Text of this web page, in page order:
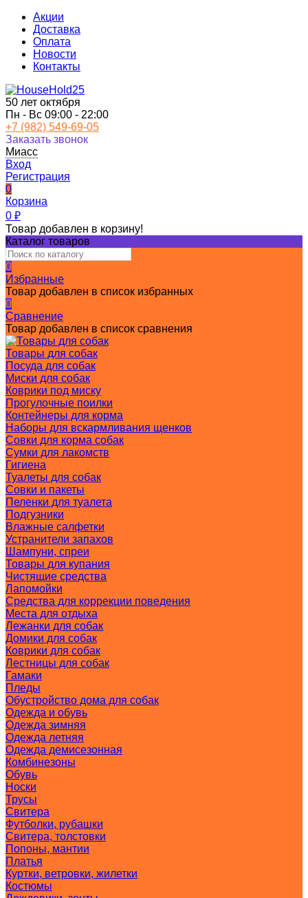
Акции
Доставка
Оплата
Новости
Контакты
50 лет октября
Пн - Вс 09:00 - 22:00
+7 (982) 549-69-05
Заказать звонок
Миасс
Вход
Регистрация
0
Корзина
0 ₽
Товар добавлен в корзину!
Каталог товаров
0
Избранные
Товар добавлен в список избранных
0
Сравнение
Товар добавлен в список сравнения
Товары для собак
Посуда для собак
Миски для собак
Коврики под миску
Прогулочные поилки
Контейнеры для корма
Наборы для вскармливания щенков
Совки для корма собак
Сумки для лакомств
Гигиена
Туалеты для собак
Совки и пакеты
Пеленки для туалета
Подгузники
Влажные салфетки
Устранители запахов
Шампуни, спреи
Товары для купания
Чистящие средства
Лапомойки
Средства для коррекции поведения
Места для отдыха
Лежанки для собак
Домики для собак
Коврики для собак
Лестницы для собак
Гамаки
Пледы
Обустройство дома для собак
Одежда и обувь
Одежда зимняя
Одежда летняя
Одежда демисезонная
Комбинезоны
Обувь
Носки
Трусы
Свитера
Футболки, рубашки
Свитера, толстовки
Попоны, мантии
Платья
Куртки, ветровки, жилетки
Костюмы